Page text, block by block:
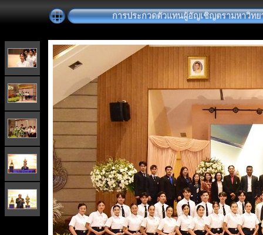
การประกวดตัวแทนผู้อัญเชิญตรามหาวิท